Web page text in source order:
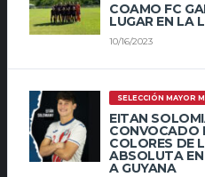
COAMO FC
LUGAR EN LA
10/16/2023
SELECCIÓN MAYOR
EITAN
CONVOCADO
COLORES DE
ABSOLUTA
A GUYANA